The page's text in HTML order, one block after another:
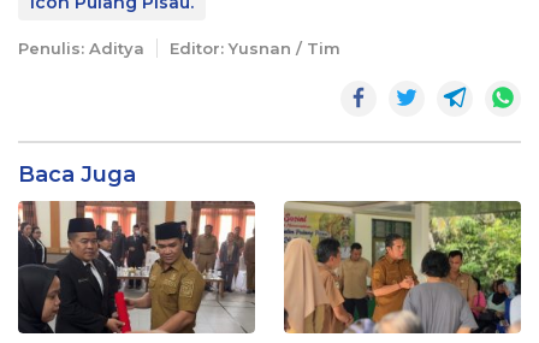
Penulis: Aditya Editor: Yusnan / Tim
Baca Juga